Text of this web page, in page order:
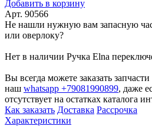
Добавить в корзину
Арт. 90566
Не нашли нужную вам запасную
или оверлоку?
Нет в наличии Ручка Elna
Вы всегда можете заказать
наш whatsapp +79081990899, даже
отсутствует на остатках каталога
Как заказать Доставка Рассрочка
Характеристики